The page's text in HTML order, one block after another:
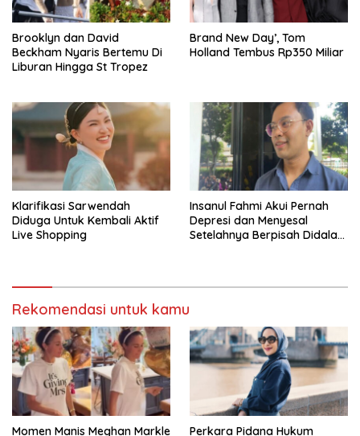
Brooklyn dan David
Beckham Nyaris Bertemu Di
Liburan Hingga St Tropez
Brand New Day’, Tom
Holland Tembus Rp350 Miliar
Klarifikasi Sarwendah
Diduga Untuk Kembali Aktif
Live Shopping
Insanul Fahmi Akui Pernah
Depresi dan Menyesal
Setelahnya Berpisah Didalam
Rekomendasi untuk kamu
Momen Manis Meghan Markle
Perkara Pidana Hukum